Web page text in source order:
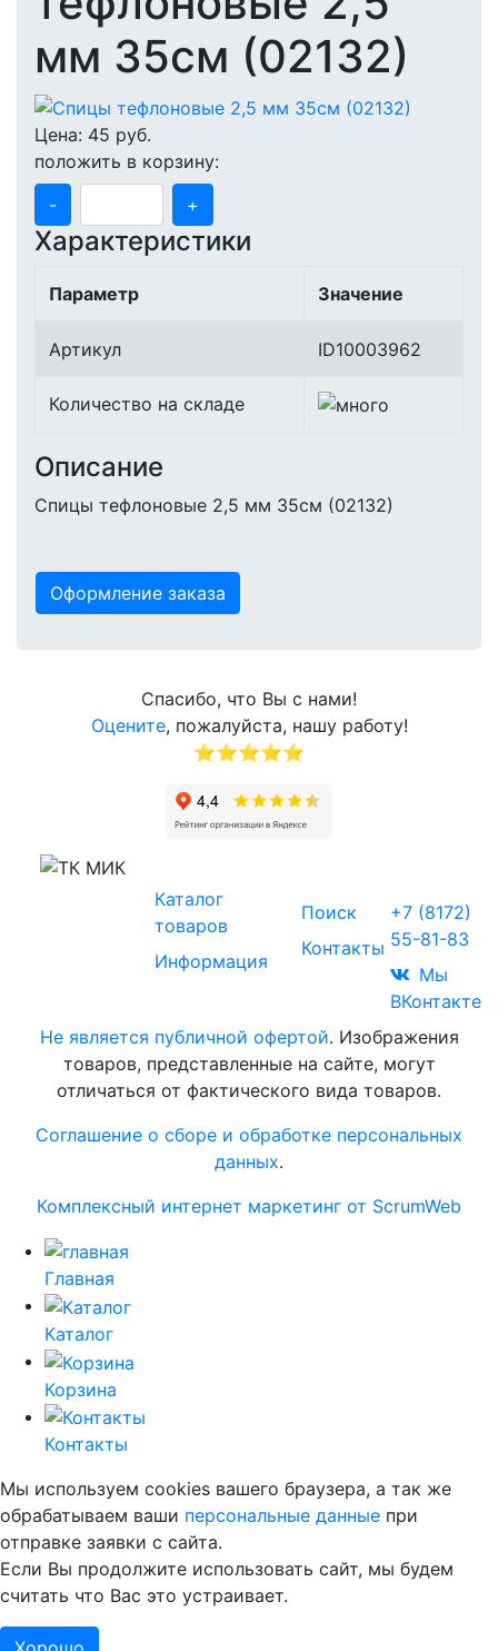
мм 35см (02132)
Цена: 45 руб.
положить в корзину:
-
+
Характеристики
Параметр Значение
Артикул ID10003962
Количество на складе
Описание
Спицы тефлоновые 2,5 мм 35см (02132)
Оформление заказа
Спасибо, что Вы с нами!
Оцените, пожалуйста, нашу работу!
⭐⭐⭐⭐⭐
Каталог
товаров
Информация
Поиск
Контакты
+7 (8172)
55-81-83
Мы
ВКонтакте
Не является публичной офертой. Изображения
товаров, представленные на сайте, могут
отличаться от фактического вида товаров.
Соглашение о сборе и обработке персональных
данных.
Комплексный интернет маркетинг от ScrumWeb
Главная
Каталог
Корзина
Контакты
Мы используем cookies вашего браузера, а так же
обрабатываем ваши персональные данные при
отправке заявки с сайта.
Если Вы продолжите использовать сайт, мы будем
считать что Вас это устраивает.